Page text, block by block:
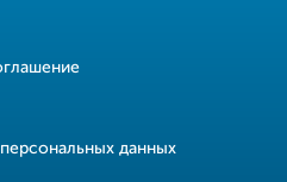
данных